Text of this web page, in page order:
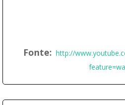
Fonte: http://